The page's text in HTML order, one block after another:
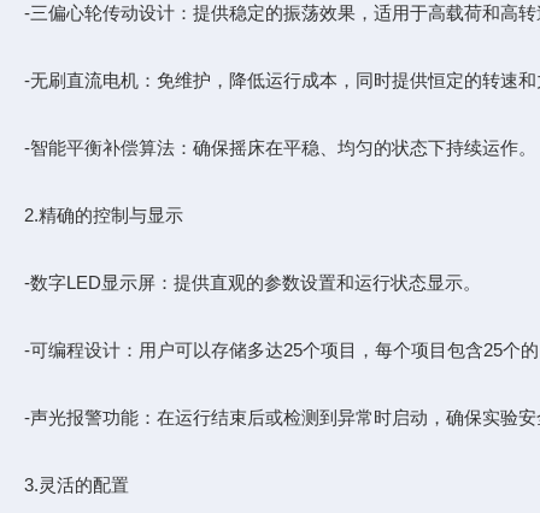
-三偏心轮传动设计：提供稳定的振荡效果，适用于高载荷和高
-无刷直流电机：免维护，降低运行成本，同时提供恒定的转速
-智能平衡补偿算法：确保摇床在平稳、均匀的状态下持续运作。
2.精确的控制与显示
-数字LED显示屏：提供直观的参数设置和运行状态显示。
-可编程设计：用户可以存储多达25个项目，每个项目包含25个
-声光报警功能：在运行结束后或检测到异常时启动，确保实验
3.灵活的配置